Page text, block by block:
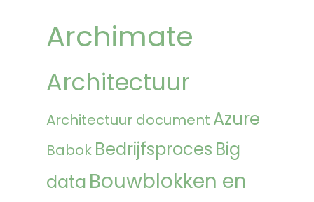
Archimate
Architectuur
Architectuur document Azure
Babok Bedrijfsproces Big
data Bouwblokken en